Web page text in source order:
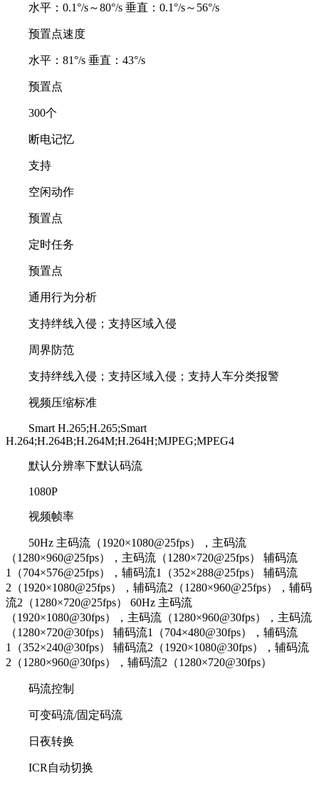
水平：0.1°/s～80°/s 垂直：0.1°/s～56°/s
预置点速度
水平：81°/s 垂直：43°/s
预置点
300个
断电记忆
支持
空闲动作
预置点
定时任务
预置点
通用行为分析
支持绊线入侵；支持区域入侵
周界防范
支持绊线入侵；支持区域入侵；支持人车分类报警
视频压缩标准
Smart H.265;H.265;Smart
H.264;H.264B;H.264M;H.264H;MJPEG;MPEG4
默认分辨率下默认码流
1080P
视频帧率
50Hz 主码流（1920×1080@25fps），主码流
（1280×960@25fps），主码流（1280×720@25fps） 辅码流
1（704×576@25fps），辅码流1（352×288@25fps） 辅码流
2（1920×1080@25fps），辅码流2（1280×960@25fps），辅码
流2（1280×720@25fps） 60Hz 主码流
（1920×1080@30fps），主码流（1280×960@30fps），主码流
（1280×720@30fps） 辅码流1（704×480@30fps），辅码流
1（352×240@30fps） 辅码流2（1920×1080@30fps），辅码流
2（1280×960@30fps），辅码流2（1280×720@30fps）
码流控制
可变码流/固定码流
日夜转换
ICR自动切换